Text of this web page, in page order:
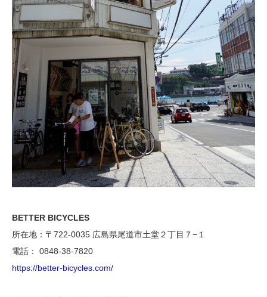
BETTER BICYCLES
所在地：〒722-0035 広島県尾道市土堂２丁目７−１
電話： 0848-38-7820
https://better-bicycles.com/